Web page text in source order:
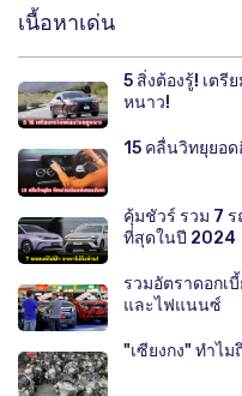
เนื้อหาเด่น
5 สิ่งต้องรู้! เตรี
หนาว!
15 คลื่นวิทยุยอ
คุ้มชัวร์ รวม 7
ที่สุดในปี 2024
รวมอัตราดอกเ
และไฟแนนซ์
"เซียงกง" ทำไม